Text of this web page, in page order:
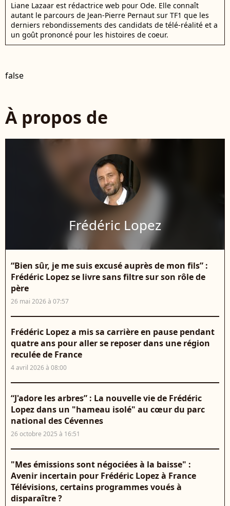
Liane Lazaar est rédactrice web pour Ode. Elle connaît
autant le parcours de Jean-Pierre Pernaut sur TF1 que les
derniers rebondissements des candidats de télé-réalité et a
un goût prononcé pour les histoires de coeur.
false
À propos de
Frédéric Lopez
“Bien sûr, je me suis excusé auprès de mon fils” :
Frédéric Lopez se livre sans filtre sur son rôle de
père
26 mai 2026 à 07:57
Frédéric Lopez a mis sa carrière en pause pendant
quatre ans pour aller se reposer dans une région
reculée de France
4 avril 2026 à 08:00
“J'adore les arbres” : La nouvelle vie de Frédéric
Lopez dans un "hameau isolé" au cœur du parc
national des Cévennes
26 octobre 2025 à 16:51
"Mes émissions sont négociées à la baisse" :
Avenir incertain pour Frédéric Lopez à France
Télévisions, certains programmes voués à
disparaître ?